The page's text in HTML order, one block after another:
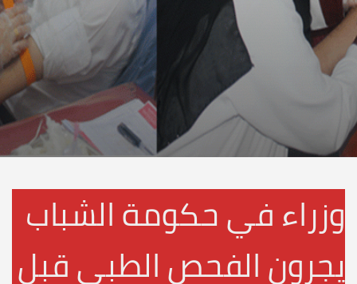
وزراء في حكومة الشباب
يجرون الفحص الطبي قبل